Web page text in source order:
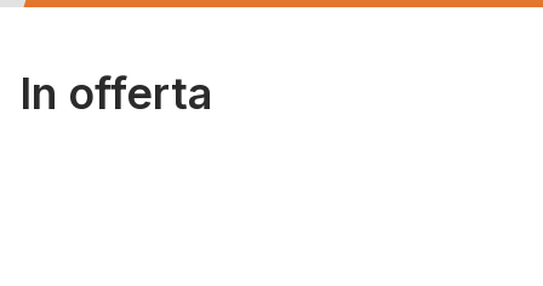
In offerta